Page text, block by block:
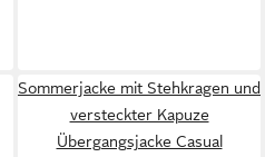
Sommerjacke mit Stehkragen und
versteckter Kapuze
Übergangsjacke Casual